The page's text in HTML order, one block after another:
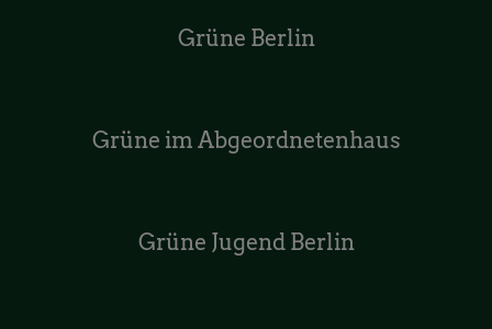
Grüne Berlin
Grüne im Abgeordnetenhaus
Grüne Jugend Berlin